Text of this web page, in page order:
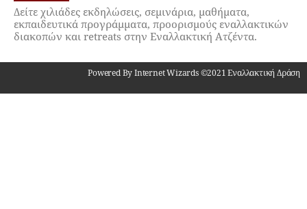
Δείτε χιλιάδες εκδηλώσεις, σεμινάρια, μαθήματα,
εκπαιδευτικά προγράμματα, προορισμούς εναλλακτικών
διακοπών και retreats στην Εναλλακτική Ατζέντα.
Powered By Internet Wizards ©2021 Εναλλακτική Δράση